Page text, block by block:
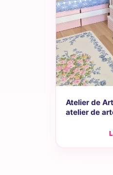
Atelier de
atelier de